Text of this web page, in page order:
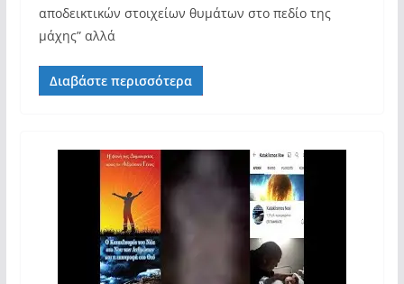
αποδεικτικών στοιχείων θυμάτων στο πεδίο της
μάχης” αλλά
Διαβάστε περισσότερα